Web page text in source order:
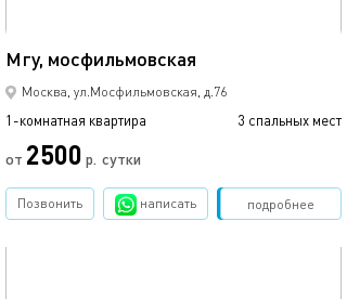
Мгу, мосфильмовская
Москва, ул.Мосфильмовская, д.76
1-комнатная квартира 3 спальных мест
от 2500 р. сутки
подробнее
Позвонить написать Забронировать